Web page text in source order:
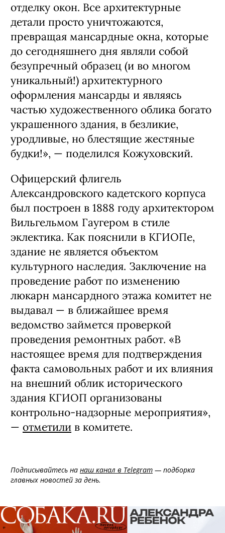
отделку окон. Все архитектурные
детали просто уничтожаются,
превращая мансардные окна, которые
до сегодняшнего дня являли собой
безупречный образец (и во многом
уникальный!) архитектурного
оформления мансарды и являясь
частью художественного облика богато
украшенного здания, в безликие,
уродливые, но блестящие жестяные
будки!», — поделился Кожуховский.
Офицерский флигель
Александровского кадетского корпуса
был построен в 1888 году архитектором
Вильгельмом Гаугером в стиле
эклектика. Как пояснили в КГИОПе,
здание не является объектом
культурного наследия. Заключение на
проведение работ по изменению
люкарн мансардного этажа комитет не
выдавал — в ближайшее время
ведомство займется проверкой
проведения ремонтных работ. «В
настоящее время для подтверждения
факта самовольных работ и их влияния
на внешний облик исторического
здания КГИОП организованы
контрольно-надзорные мероприятия»,
— отметили в комитете.
Подписывайтесь на наш канал в Telegram — подборка
главных новостей за день.